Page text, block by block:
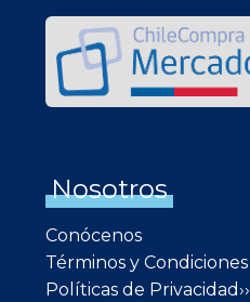
Nosotros
Conócenos
Términos y Condiciones
Políticas de Privacidad››